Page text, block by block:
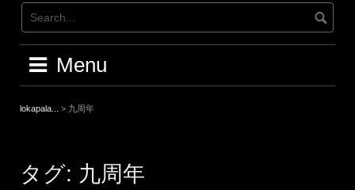
Menu
lokapala... > 九周年
タグ: 九周年